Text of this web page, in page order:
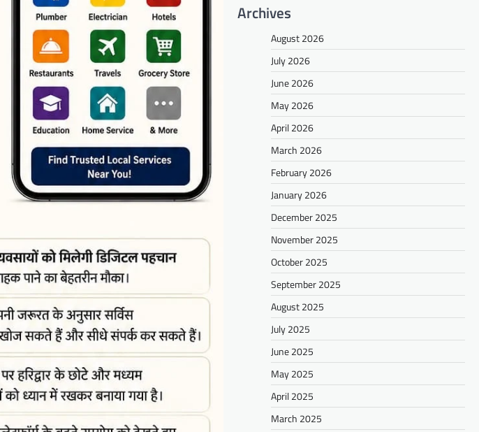
Archives
August 2026
July 2026
June 2026
May 2026
April 2026
March 2026
February 2026
January 2026
December 2025
November 2025
October 2025
September 2025
August 2025
July 2025
June 2025
May 2025
April 2025
March 2025